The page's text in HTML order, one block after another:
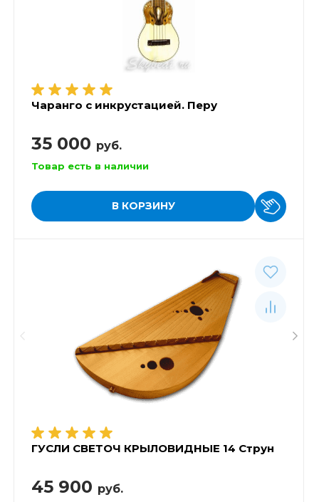
Чаранго с инкрустацией. Перу
35 000 руб.
Товар есть в наличии
В КОРЗИНУ
ГУСЛИ СВЕТОЧ КРЫЛОВИДНЫЕ 14 Струн
45 900 руб.